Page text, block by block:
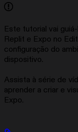
Este tutorial vai
Replit e Expo no
configuração do
dispositivo.
Assista à série de
aprender a criar e
Expo.